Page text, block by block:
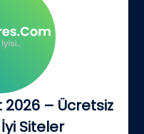
– Ücretsiz
Siteler